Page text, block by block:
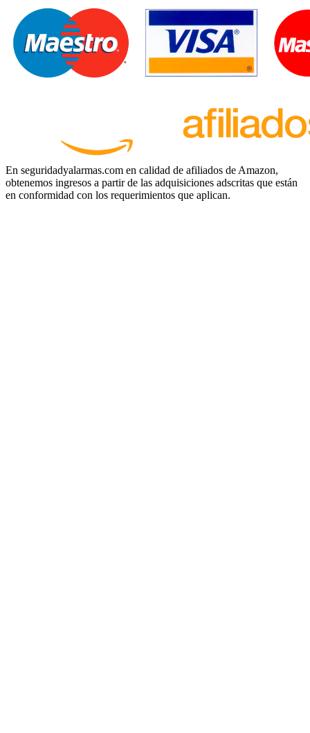
En seguridadyalarmas.com en calidad de afiliados de Amazon,
obtenemos ingresos a partir de las adquisiciones adscritas que están
en conformidad con los requerimientos que aplican.